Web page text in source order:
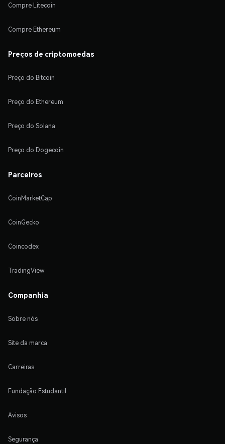
Compre Litecoin
Compre Ethereum
Preços de criptomoedas
Preço do Bitcoin
Preço do Ethereum
Preço do Solana
Preço do Dogecoin
Parceiros
CoinMarketCap
CoinGecko
Coincodex
TradingView
Companhia
Sobre nós
Site da marca
Carreiras
Fundação Estudantil
Avisos
Segurança